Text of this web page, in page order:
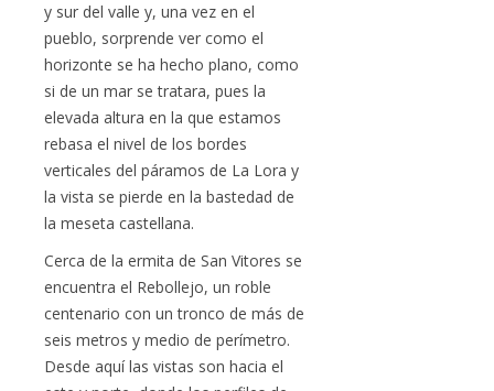
y sur del valle y, una vez en el
pueblo, sorprende ver como el
horizonte se ha hecho plano, como
si de un mar se tratara, pues la
elevada altura en la que estamos
rebasa el nivel de los bordes
verticales del páramos de La Lora y
la vista se pierde en la bastedad de
la meseta castellana.
Cerca de la ermita de San Vitores se
encuentra el Rebollejo, un roble
centenario con un tronco de más de
seis metros y medio de perímetro.
Desde aquí las vistas son hacia el